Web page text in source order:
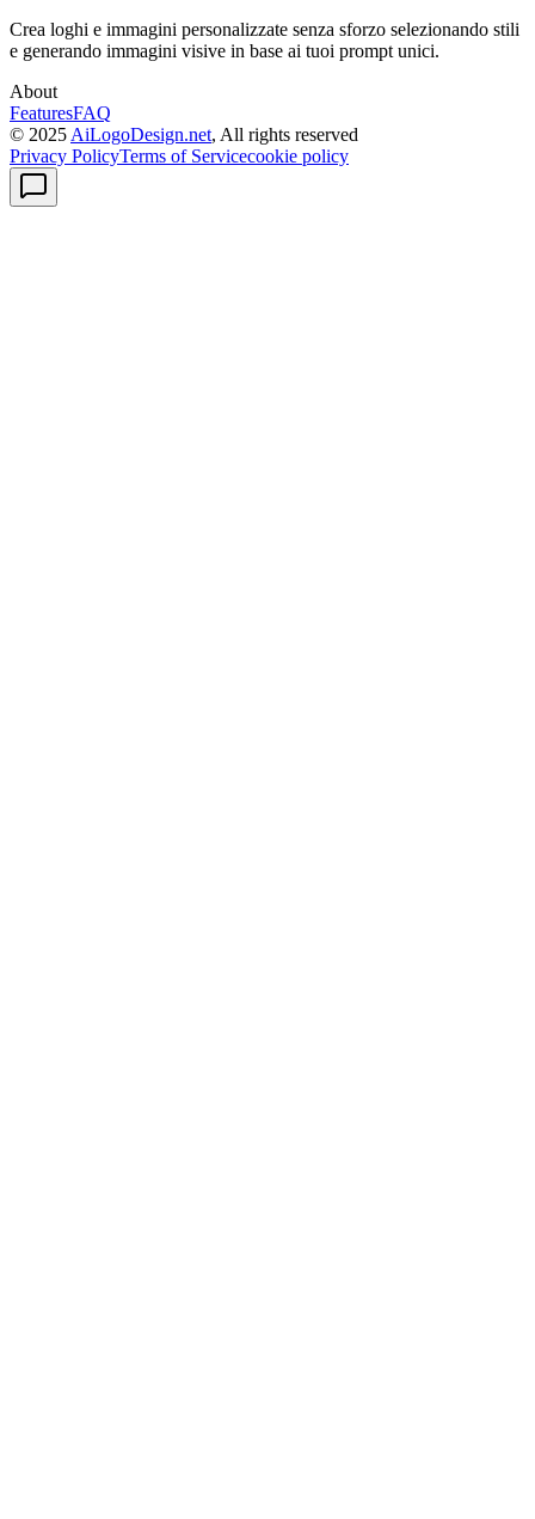
Crea loghi e immagini personalizzate senza sforzo selezionando stili
e generando immagini visive in base ai tuoi prompt unici.
About
FeaturesFAQ
© 2025 AiLogoDesign.net, All rights reserved
Privacy PolicyTerms of Servicecookie policy